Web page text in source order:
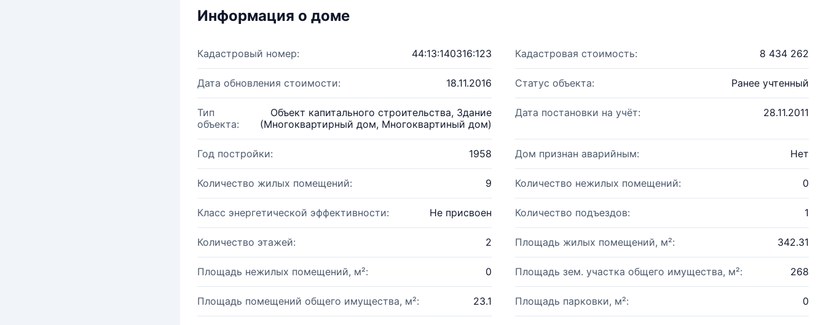
Информация о доме
Кадастровый номер: 44:13:140316:123 Кадастровая стоимость: 8 434 262
Дата обновления стоимости: 18.11.2016 Статус объекта: Ранее учтенный
Тип
объекта:
Объект капитального строительства, Здание
(Многоквартирный дом, Многоквартиный дом)
Дата постановки на учёт: 28.11.2011
Год постройки: 1958 Дом признан аварийным: Нет
Количество жилых помещений: 9 Количество нежилых помещений: 0
Класс энергетической эффективности: Не присвоен Количество подъездов: 1
Количество этажей: 2 Площадь жилых помещений, м²: 342.31
Площадь нежилых помещений, м²: 0 Площадь зем. участка общего имущества, м²: 268
Площадь помещений общего имущества, м²: 23.1 Площадь парковки, м²: 0